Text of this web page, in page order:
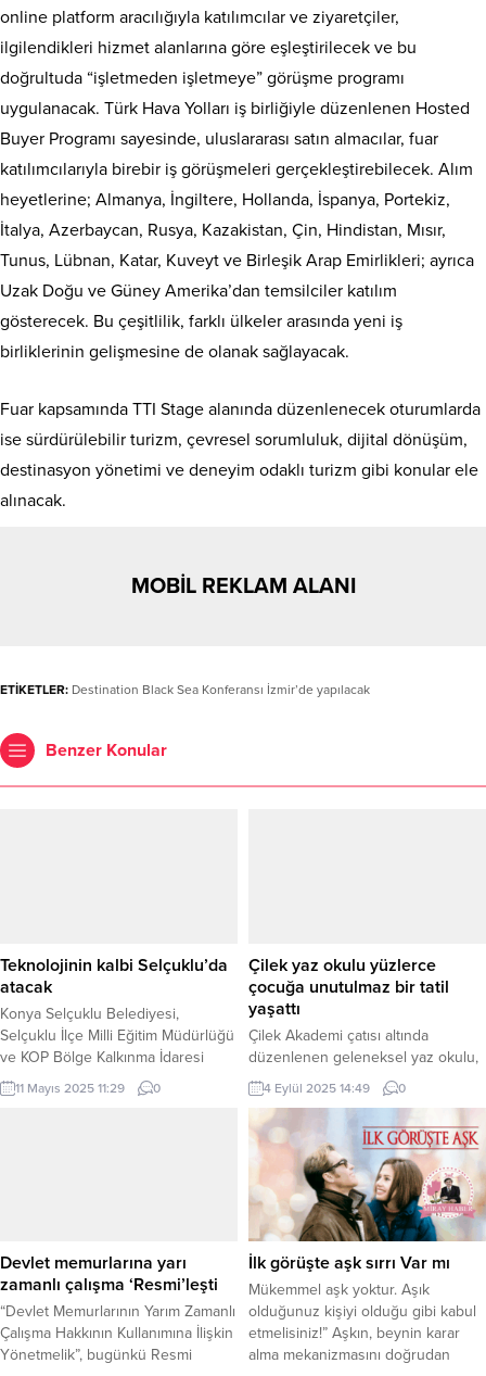
online platform aracılığıyla katılımcılar ve ziyaretçiler,
ilgilendikleri hizmet alanlarına göre eşleştirilecek ve bu
doğrultuda “işletmeden işletmeye” görüşme programı
uygulanacak. Türk Hava Yolları iş birliğiyle düzenlenen Hosted
Buyer Programı sayesinde, uluslararası satın almacılar, fuar
katılımcılarıyla birebir iş görüşmeleri gerçekleştirebilecek. Alım
heyetlerine; Almanya, İngiltere, Hollanda, İspanya, Portekiz,
İtalya, Azerbaycan, Rusya, Kazakistan, Çin, Hindistan, Mısır,
Tunus, Lübnan, Katar, Kuveyt ve Birleşik Arap Emirlikleri; ayrıca
Uzak Doğu ve Güney Amerika’dan temsilciler katılım
gösterecek. Bu çeşitlilik, farklı ülkeler arasında yeni iş
birliklerinin gelişmesine de olanak sağlayacak.
Fuar kapsamında TTI Stage alanında düzenlenecek oturumlarda
ise sürdürülebilir turizm, çevresel sorumluluk, dijital dönüşüm,
destinasyon yönetimi ve deneyim odaklı turizm gibi konular ele
alınacak.
MOBİL REKLAM ALANI
ETİKETLER: Destination Black Sea Konferansı İzmir’de yapılacak
Benzer Konular
Teknolojinin kalbi Selçuklu’da
atacak
Konya Selçuklu Belediyesi,
Selçuklu İlçe Milli Eğitim Müdürlüğü
ve KOP Bölge Kalkınma İdaresi
Başkanlığı iş birliğiyle düzenlenen
TEKNO-SEL 2025 Teknoloji ve
TEKNO-SEL 2025 yarışmasına...
11 Mayıs 2025 11:29 0
Çilek yaz okulu yüzlerce
çocuğa unutulmaz bir tatil
yaşattı
Çilek Akademi çatısı altında
düzenlenen geleneksel yaz okulu,
eğitim ve eğlenceyi bir araya
getirdi. BURSA (İGFA) – Çilek,
çalışanlarının çocuklarının yaz
tatillerini verimli ve eğlenceli
geçirmelerini sağlamak amacıyla
2015 yılından bu yana Çilek
Akademi çatısı altında Yaz Okulu
etkinlikleri düzenliyor. Bugüne
kadar 1000’i aşkın çocuğa ulaşan
etkinlikler çocukların fiziksel ve...
4 Eylül 2025 14:49 0
Devlet memurlarına yarı
zamanlı çalışma ‘Resmi’leşti
“Devlet Memurlarının Yarım Zamanlı
Çalışma Hakkının Kullanımına İlişkin
Yönetmelik”, bugünkü Resmi
İlk görüşte aşk sırrı Var mı
Mükemmel aşk yoktur. Aşık
olduğunuz kişiyi olduğu gibi kabul
etmelisiniz!” Aşkın, beynin karar
alma mekanizmasını doğrudan